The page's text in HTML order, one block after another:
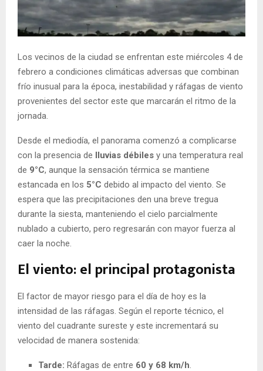
Los vecinos de la ciudad se enfrentan este miércoles 4 de
febrero a condiciones climáticas adversas que combinan
frío inusual para la época, inestabilidad y ráfagas de viento
provenientes del sector este que marcarán el ritmo de la
jornada.
Desde el mediodía, el panorama comenzó a complicarse
con la presencia de lluvias débiles y una temperatura real
de 9°C, aunque la sensación térmica se mantiene
estancada en los 5°C debido al impacto del viento. Se
espera que las precipitaciones den una breve tregua
durante la siesta, manteniendo el cielo parcialmente
nublado a cubierto, pero regresarán con mayor fuerza al
caer la noche.
El viento: el principal protagonista
El factor de mayor riesgo para el día de hoy es la
intensidad de las ráfagas. Según el reporte técnico, el
viento del cuadrante sureste y este incrementará su
velocidad de manera sostenida:
Tarde: Ráfagas de entre 60 y 68 km/h.